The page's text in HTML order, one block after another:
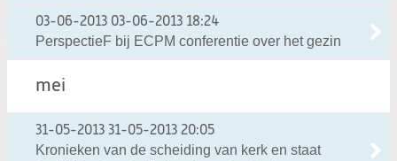
03-06-2013 03-06-2013 18:24
PerspectieF bij ECPM conferentie over het gezin
mei
31-05-2013 31-05-2013 20:05
Kronieken van de scheiding van kerk en staat